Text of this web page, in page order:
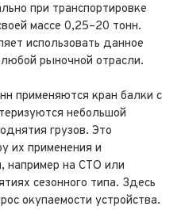
при транспортировке
массе 0,25–20 тонн.
использовать данное
рыночной отрасли.
применяются кран балки с
небольшой
грузов. Это
их применения и
например на СТО или
сезонного типа. Здесь
окупаемости устройства.